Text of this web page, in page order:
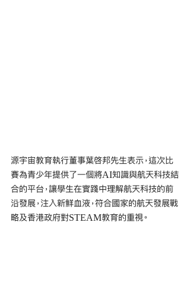
源宇宙教育執行董事葉啓邦先生表示，這次比
賽為青少年提供了一個將AI知識與航天科技結
合的平台，讓學生在實踐中理解航天科技的前
沿發展，注入新鮮血液，符合國家的航天發展戰
略及香港政府對STEAM教育的重視。